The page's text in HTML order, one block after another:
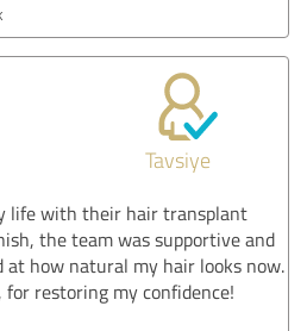
Tavsiye
life with their hair transplant
the team was supportive and
at how natural my hair looks now.
restoring my confidence!